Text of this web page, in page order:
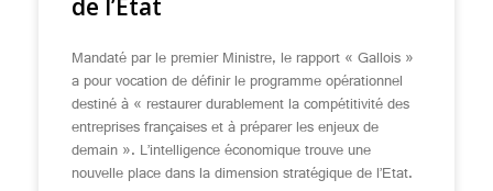
de l’Etat
Mandaté par le premier Ministre, le rapport « Gallois »
a pour vocation de définir le programme opérationnel
destiné à « restaurer durablement la compétitivité des
entreprises françaises et à préparer les enjeux de
demain ». L’intelligence économique trouve une
nouvelle place dans la dimension stratégique de l’Etat.